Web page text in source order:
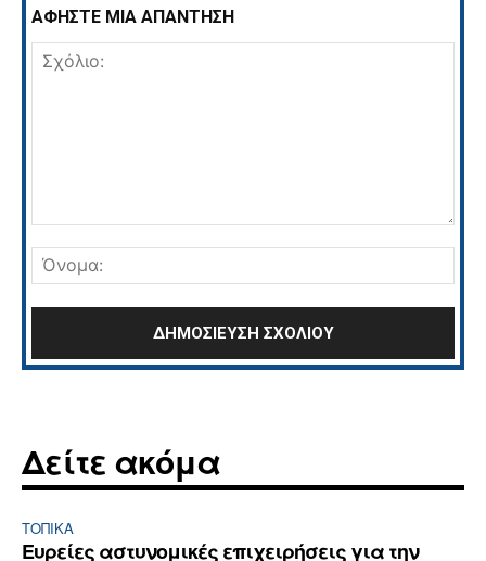
ΑΦΗΣΤΕ ΜΙΑ ΑΠΑΝΤΗΣΗ
Δείτε ακόμα
ΤΟΠΙΚΑ
Ευρείες αστυνομικές επιχειρήσεις για την